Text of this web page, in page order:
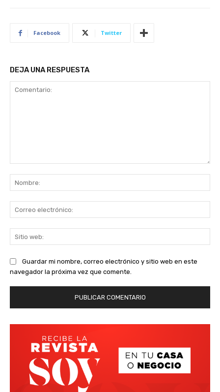
Facebook Twitter
DEJA UNA RESPUESTA
Guardar mi nombre, correo electrónico y sitio web en este
navegador la próxima vez que comente.